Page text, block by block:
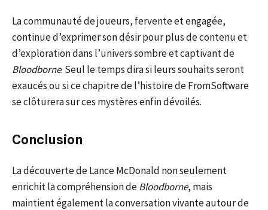
La communauté de joueurs, fervente et engagée,
continue d’exprimer son désir pour plus de contenu et
d’exploration dans l’univers sombre et captivant de
Bloodborne. Seul le temps dira si leurs souhaits seront
exaucés ou si ce chapitre de l’histoire de FromSoftware
se clôturera sur ces mystères enfin dévoilés.
Conclusion
La découverte de Lance McDonald non seulement
enrichit la compréhension deBloodborne, mais
maintient également la conversation vivante autour de